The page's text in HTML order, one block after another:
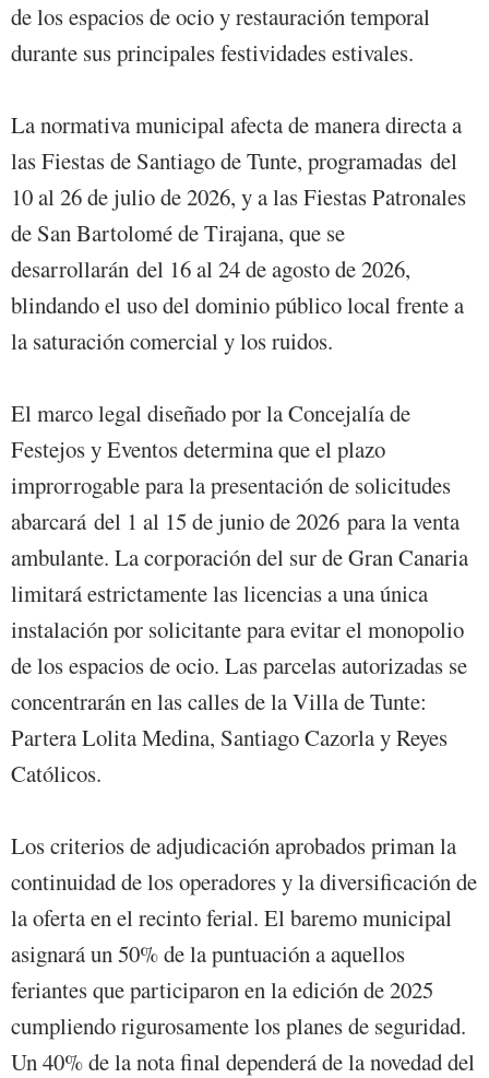
de los espacios de ocio y restauración temporal
durante sus principales festividades estivales.
La normativa municipal afecta de manera directa a
las Fiestas de Santiago de Tunte, programadas del
10 al 26 de julio de 2026, y a las Fiestas Patronales
de San Bartolomé de Tirajana, que se
desarrollarán del 16 al 24 de agosto de 2026,
blindando el uso del dominio público local frente a
la saturación comercial y los ruidos.
El marco legal diseñado por la Concejalía de
Festejos y Eventos determina que el plazo
improrrogable para la presentación de solicitudes
abarcará del 1 al 15 de junio de 2026 para la venta
ambulante. La corporación del sur de Gran Canaria
limitará estrictamente las licencias a una única
instalación por solicitante para evitar el monopolio
de los espacios de ocio. Las parcelas autorizadas se
concentrarán en las calles de la Villa de Tunte:
Partera Lolita Medina, Santiago Cazorla y Reyes
Católicos.
Los criterios de adjudicación aprobados priman la
continuidad de los operadores y la diversificación de
la oferta en el recinto ferial. El baremo municipal
asignará un 50% de la puntuación a aquellos
feriantes que participaron en la edición de 2025
cumpliendo rigurosamente los planes de seguridad.
Un 40% de la nota final dependerá de la novedad del